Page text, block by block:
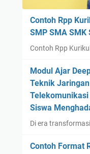
Contoh Rpp
SMP SMA
Contoh Rpp
Modul Ajar
Teknik
Siswa
Di era
Contoh Format